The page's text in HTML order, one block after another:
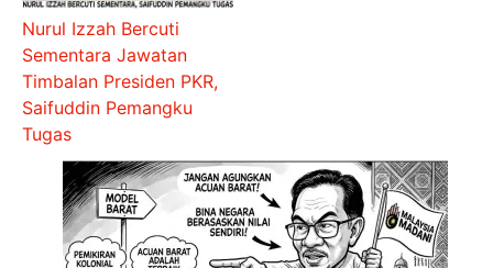
Nurul Izzah Bercuti
Sementara Jawatan
Timbalan Presiden PKR,
Saifuddin Pemangku
Tugas